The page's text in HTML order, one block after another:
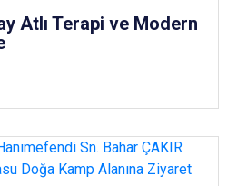
Atlı Terapi ve Modern